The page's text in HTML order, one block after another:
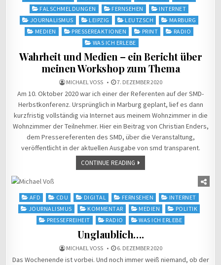
FALSCHMELDUNGEN
FERNSEHEN
INTERNET
JOURNALISMUS
LEIPZIG LEUTZSCH
MARBURG
MEDIEN
PRESSEREAKTIONEN PRINT
RADIO
WAS ICH ERLEBE
Wahrheit und Medien – ein Bericht über
meinen Workshop zum Thema
MICHAEL VOSS 7. DEZEMBER 2020
Am 10. Oktober 2020 war ich einer der Referenten auf der SMD-
Herbstkonferenz. Ursprünglich in Marburg geplant, lief es dann
kurzfristig vollständig via Internet aus meinem Wohnzimmer in die
Wohnzimmer der Teilnehmer. Hier ein Beitrag von Christian Enders,
dem Pressereferenten des SMD, über die Veranstaltung,
veröffentlicht in der aktuellen Ausgabe von smd transparent.
CONTINUE READING
Posted
in
AFD CDU DIGITAL FERNSEHEN
INTERNET
JOURNALISMUS
KOMMENTAR MEDIEN
POLITIK
PRESSEFREIHEIT
RADIO WAS ICH ERLEBE
Unglaublich….
MICHAEL VOSS 6. DEZEMBER 2020
Das Wochenende ist vorbei. Und noch immer weiß niemand, ob der